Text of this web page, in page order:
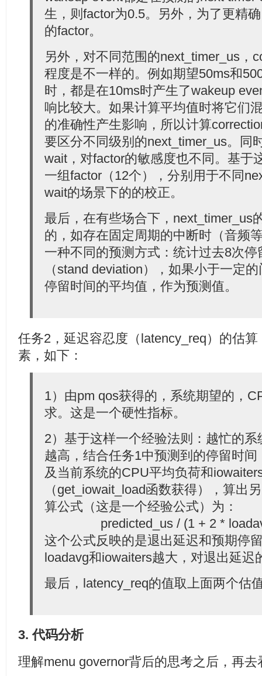
生，则factor为0.5。另外，为了更精
的factor。
另外，对不同范围的next_timer_us，
程度是不一样的。例如期望50ms和
时，都是在10ms时产生了wakeup
响比较大。如果计算平均值时将它们
的准确性产生影响，所以计算
要区分不同级别的next_timer_us。同
wait，对factor的敏感度也不同。基于
一组factor（12个），分别用于不同
wait的场景下的的校正。
最后，在有些场合下，next_timer_us
的，如存在固定周期的中断时（音频
一种不同的预测方式：统计过去8次
（stand deviation），如果小于一定
停留时间的平均值，作为预测值。
任务2，延迟容忍度（latency_req）的估
素，如下：
1）由pm qos获得的，系统期望的，
求。这是一个硬性指标。
2）基于这样一个经验法则：越忙的
越高，结合任务1中预测到的停留时
及当前系统的CPU平均负荷和
（get_iowait_load函数获得），算出
算公式（这是一个经验公式）为：
predicted_us / (1 + 2 * loadavg
这个公式反映的是退出延迟和预期停
loadavg和iowaiters越大，对退出延迟
最后，latency_req的值取上面两个估
3. 代码分析
理解menu governor背后的思考之后，再